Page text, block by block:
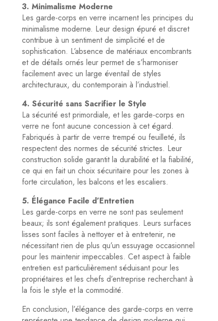
3. Minimalisme Moderne
Les garde-corps en verre incarnent les principes du
minimalisme moderne. Leur design épuré et discret
contribue à un sentiment de simplicité et de
sophistication. L’absence de matériaux encombrants
et de détails ornés leur permet de s’harmoniser
facilement avec un large éventail de styles
architecturaux, du contemporain à l’industriel.
4. Sécurité sans Sacrifier le Style
La sécurité est primordiale, et les garde-corps en
verre ne font aucune concession à cet égard.
Fabriqués à partir de verre trempé ou feuilleté, ils
respectent des normes de sécurité strictes. Leur
construction solide garantit la durabilité et la fiabilité,
ce qui en fait un choix sécuritaire pour les zones à
forte circulation, les balcons et les escaliers.
5. Élégance Facile d’Entretien
Les garde-corps en verre ne sont pas seulement
beaux; ils sont également pratiques. Leurs surfaces
lisses sont faciles à nettoyer et à entretenir, ne
nécessitant rien de plus qu’un essuyage occasionnel
pour les maintenir impeccables. Cet aspect à faible
entretien est particulièrement séduisant pour les
propriétaires et les chefs d’entreprise recherchant à
la fois le style et la commodité.
En conclusion, l’élégance des garde-corps en verre